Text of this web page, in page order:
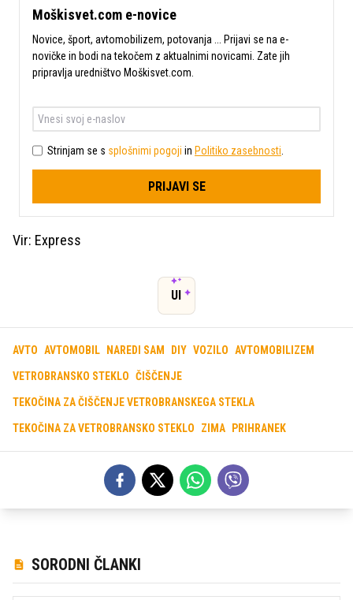
Moškisvet.com e-novice
Novice, šport, avtomobilizem, potovanja ... Prijavi se na e-
novičke in bodi na tekočem z aktualnimi novicami. Zate jih
pripravlja uredništvo Moškisvet.com.
Strinjam se s splošnimi pogoji in Politiko zasebnosti
PRIJAVI SE
Vir: Express
UI
AVTO AVTOMOBIL NAREDI SAM DIY VOZILO AVTOMOBILIZEM
VETROBRANSKO STEKLO ČIŠČENJE
TEKOČINA ZA ČIŠČENJE VETROBRANSKEGA STEKLA
TEKOČINA ZA VETROBRANSKO STEKLO ZIMA PRIHRANEK
SORODNI ČLANKI